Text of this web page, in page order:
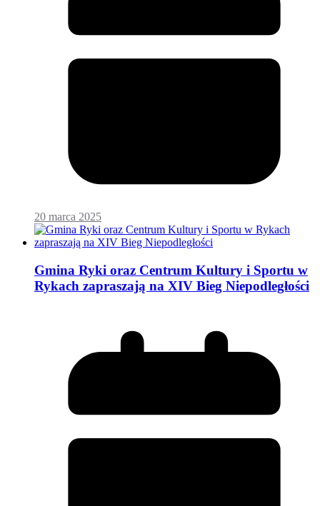
20 marca 2025
Gmina Ryki oraz Centrum Kultury i Sportu w
Rykach zapraszają na XIV Bieg Niepodległości